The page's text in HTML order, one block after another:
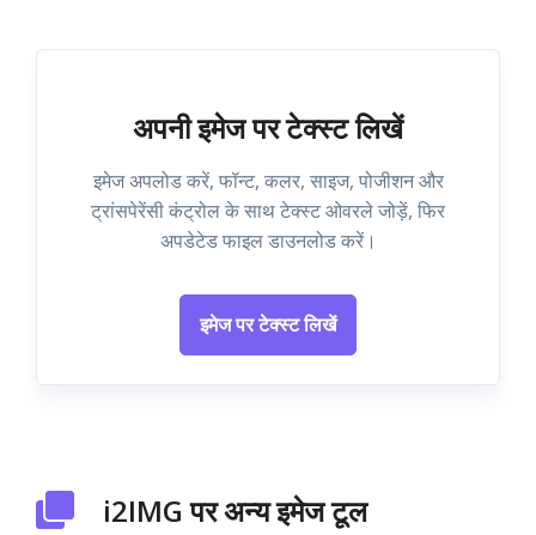
अपनी इमेज पर टेक्स्ट लिखें
इमेज अपलोड करें, फॉन्ट, कलर, साइज, पोजीशन और
ट्रांसपेरेंसी कंट्रोल के साथ टेक्स्ट ओवरले जोड़ें, फिर
अपडेटेड फाइल डाउनलोड करें।
इमेज पर टेक्स्ट लिखें
i2IMG पर अन्य इमेज टूल